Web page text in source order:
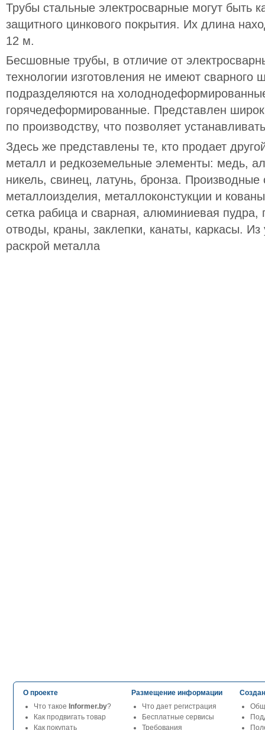
Трубы стальные электросварные могут быть
защитного цинкового покрытия. Их длина
12 м.
Бесшовные трубы, в отличие от
технологии изготовления не имеют
подразделяются на
горячедеформированные. Представлен
по производству, что позволяет
Здесь же представлены те, кто продает
металл и редкоземельные элементы: медь,
никель, свинец, латунь, бронза. Производные
металлоизделия, металлоконстукции и
сетка рабица и сварная, алюминиевая
отводы, краны, заклепки, канаты, каркасы. Из
раскрой металла
О проекте
Что такое Informer.by?
Как продвигать товар
Как покупать
Размещение информации
Что дает регистрация
Бесплатные сервисы
Требования